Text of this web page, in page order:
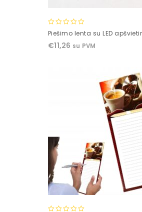
0
of
Piešimo lenta su LED
€11,26 su PVM